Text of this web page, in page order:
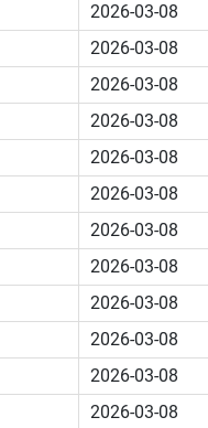
2026-03-08
2026-03-08
2026-03-08
2026-03-08
2026-03-08
2026-03-08
2026-03-08
2026-03-08
2026-03-08
2026-03-08
2026-03-08
2026-03-08